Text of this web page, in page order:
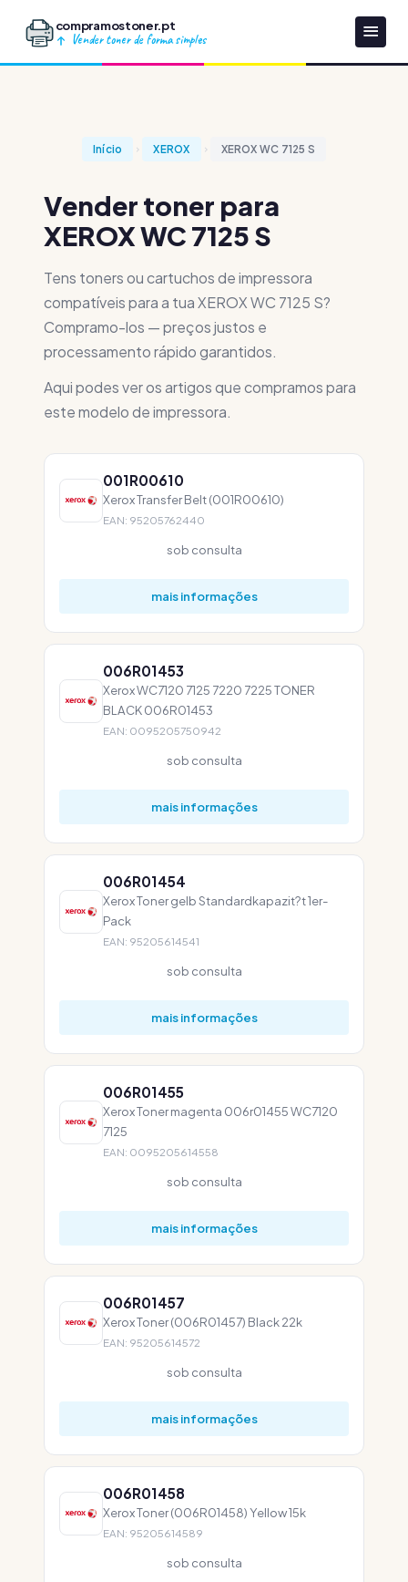
compramostoner.pt
Vender toner de forma simples
Início XEROX XEROX WC 7125 S
Vender toner para
XEROX WC 7125 S
Tens toners ou cartuchos de impressora
compatíveis para a tua XEROX WC 7125 S?
Compramo-los — preços justos e
processamento rápido garantidos.
Aqui podes ver os artigos que compramos para
este modelo de impressora.
001R00610
Xerox Transfer Belt (001R00610)
EAN: 95205762440
sob consulta
mais informações
006R01453
Xerox WC7120 7125 7220 7225 TONER
BLACK 006R01453
EAN: 0095205750942
sob consulta
mais informações
006R01454
Xerox Toner gelb Standardkapazit?t 1er-
Pack
EAN: 95205614541
sob consulta
mais informações
006R01455
Xerox Toner magenta 006r01455 WC7120
7125
EAN: 0095205614558
sob consulta
mais informações
006R01457
Xerox Toner (006R01457) Black 22k
EAN: 95205614572
sob consulta
mais informações
006R01458
Xerox Toner (006R01458) Yellow 15k
EAN: 95205614589
sob consulta